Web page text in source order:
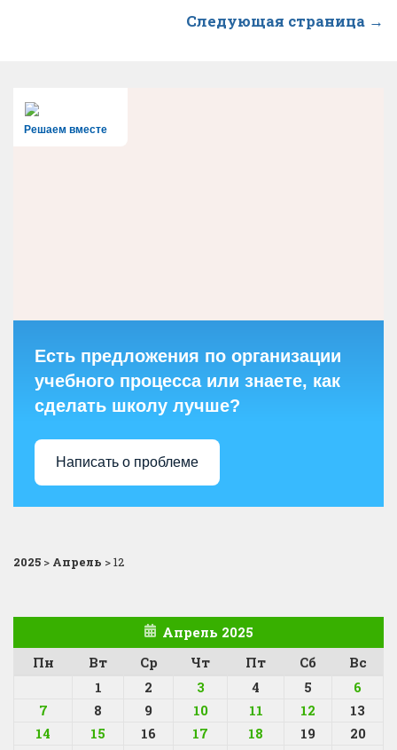
Следующая страница →
Решаем вместе
Есть предложения по организации
учебного процесса или знаете, как
сделать школу лучше?
Написать о проблеме
2025 > Апрель >12
Апрель 2025
Пн
Вт Ср Чт Пт Сб
Вс
1
2 3 4 5
6
7
8 9 10 11 12
13
14
15 16 17 18 19
20